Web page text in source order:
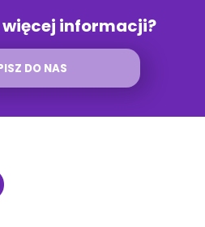
więcej informacji?
DO NAS